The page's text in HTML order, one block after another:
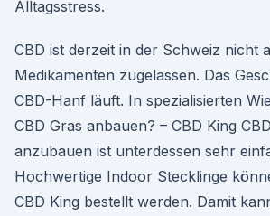
Alltagsstress.
CBD ist derzeit in der Schweiz nicht
Medikamenten zugelassen. Das
CBD-Hanf läuft. In spezialisierten
CBD Gras anbauen? – CBD King
anzubauen ist unterdessen sehr
Hochwertige Indoor Stecklinge
CBD King bestellt werden. Damit